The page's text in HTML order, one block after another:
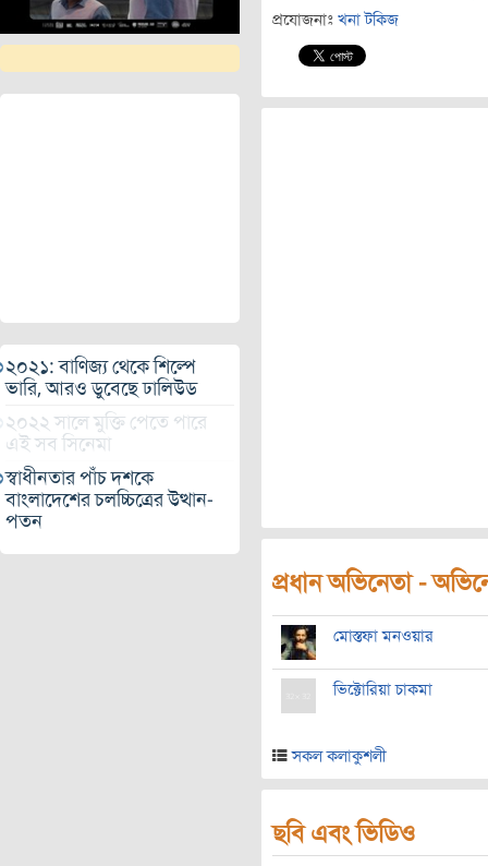
২০২১: বাণিজ্য থেকে শিল্পে
ভারি, আরও ডুবেছে ঢালিউড
২০২২ সালে মুক্তি পেতে পারে
এই সব সিনেমা
স্বাধীনতার পাঁচ দশকে
বাংলাদেশের চলচ্চিত্রের উত্থান-
পতন
প্রযোজনাঃ খনা টকিজ
প্রধান অভিনেতা -
মোস্তফা মনওয়ার
ভিক্টোরিয়া চাকমা
সকল কলাকুশলী
ছবি এবং ভিডিও